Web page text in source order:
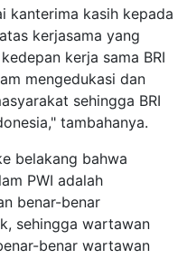
kanterima kasih kepada
kerjasama yang
kerja sama BRI
mengedukasi dan
sehingga BRI
tambahanya.
belakang bahwa
PWI adalah
benar-benar
sehingga wartawan
benar wartawan